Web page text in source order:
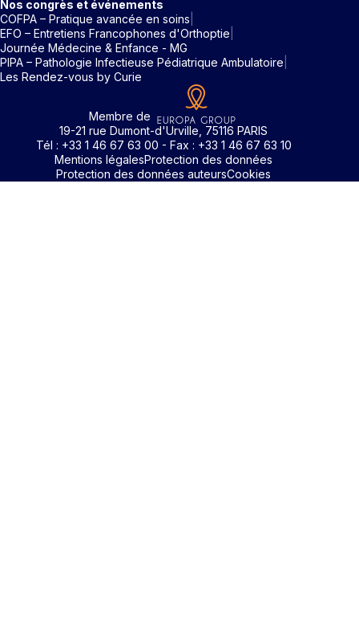
Nos congrès et événements
COFPA – Pratique avancée en soins
EFO – Entretiens Francophones d'Orthoptie
Journée Médecine & Enfance - MG
PIPA – Pathologie Infectieuse Pédiatrique Ambulatoire
Les Rendez-vous by Curie
Membre de
19-21 rue Dumont-d'Urville, 75116 PARIS
Tél : +33 1 46 67 63 00 - Fax : +33 1 46 67 63 10
Mentions légalesProtection des données
Protection des données auteursCookies